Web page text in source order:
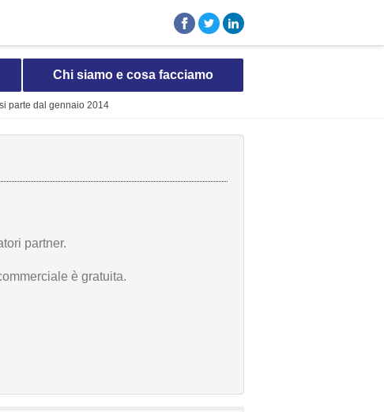
Chi siamo e cosa facciamo
parte dal gennaio 2014
partner.
è gratuita.